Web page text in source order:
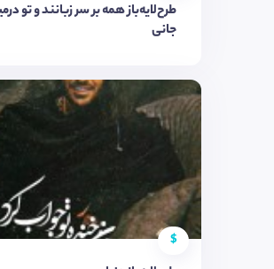
طرح‌لایه‌باز همه بر سر زبانند و تو
جانی
$